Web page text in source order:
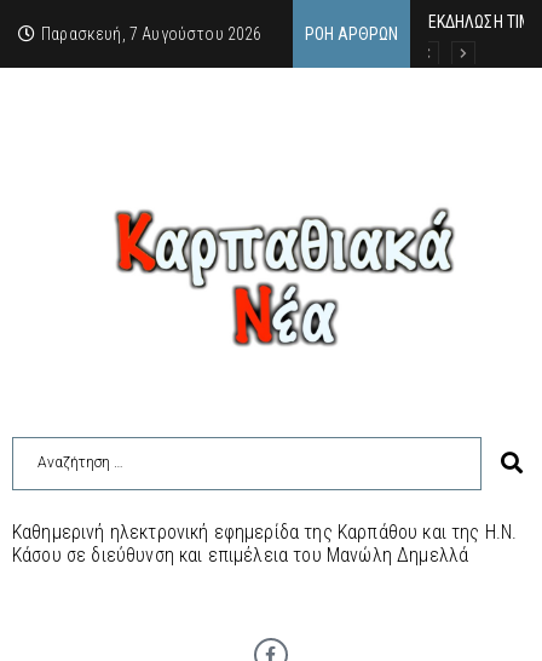
Παρασκευή, 7 Αυγούστου 2026 ΡΟΉ ΆΡΘΡΩΝ
ΕΚΔΗΛΩΣΗ
Κάθε
Οι δύο όψεις
Καθημερινή ηλεκτρονική εφημερίδα της Καρπάθου και της Η.Ν.
Κάσου σε διεύθυνση και επιμέλεια του Μανώλη Δημελλά